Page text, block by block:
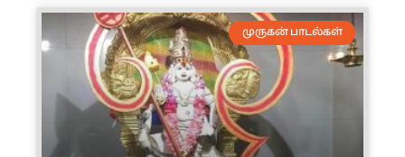
முருகன் பாடல்கள்